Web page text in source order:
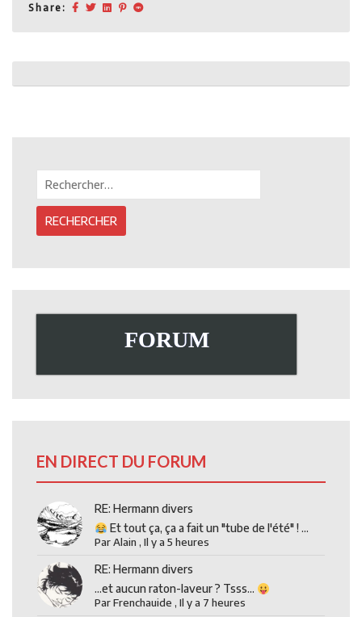
Share:
Post
FORUM
EN DIRECT DU FORUM
RE: Hermann divers
Et tout ça, ça a fait un "tube de l'été" ! ...
ParAlain ,Il y a 5 heures
RE: Hermann divers
...et aucun raton-laveur ? Tsss...
ParFrenchauide ,Il y a 7 heures